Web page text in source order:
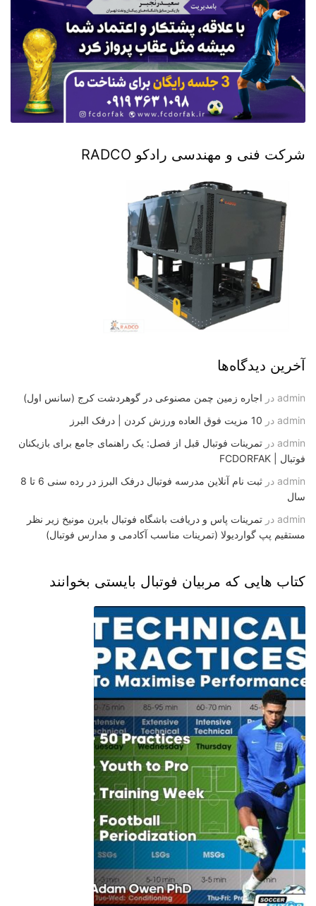
شرکت فنی و مهندسی رادکو RADCO
آخرین دیدگاه‌ها
admin در اجاره زمین چمن مصنوعی در گوهردشت کرج (سانس اول)
admin در 10 مزیت فوق العاده ورزش کردن | درفک البرز
admin در تمرینات فوتبال قبل از فصل: یک راهنمای جامع برای بازیکنان
فوتبال | FCDORFAK
admin در
ثبت نام آنلاین مدرسه فوتبال درفک البرز در رده سنی 6 تا 8
سال
admin در تمرینات پاس و دریافت باشگاه فوتبال بایرن مونیخ زیر نظر
مستقیم پپ گواردیولا (تمرینات مناسب آکادمی و مدارس فوتبال)
کتاب هایی که مربیان فوتبال بایستی بخوانند